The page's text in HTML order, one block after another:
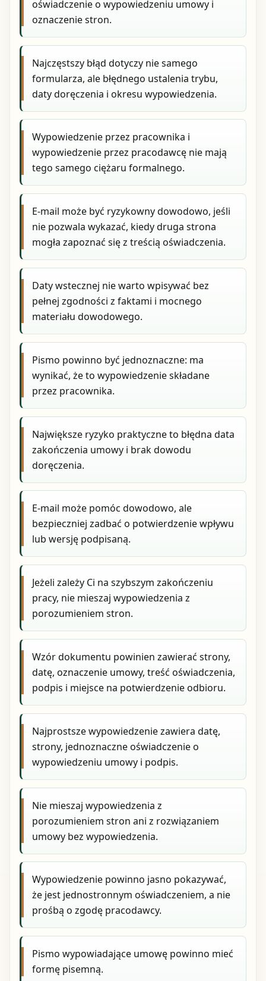
oświadczenie o wypowiedzeniu umowy i
oznaczenie stron.
Najczęstszy błąd dotyczy nie samego
formularza, ale błędnego ustalenia trybu,
daty doręczenia i okresu wypowiedzenia.
Wypowiedzenie przez pracownika i
wypowiedzenie przez pracodawcę nie mają
tego samego ciężaru formalnego.
E-mail może być ryzykowny dowodowo, jeśli
nie pozwala wykazać, kiedy druga strona
mogła zapoznać się z treścią oświadczenia.
Daty wstecznej nie warto wpisywać bez
pełnej zgodności z faktami i mocnego
materiału dowodowego.
Pismo powinno być jednoznaczne: ma
wynikać, że to wypowiedzenie składane
przez pracownika.
Największe ryzyko praktyczne to błędna data
zakończenia umowy i brak dowodu
doręczenia.
E-mail może pomóc dowodowo, ale
bezpieczniej zadbać o potwierdzenie wpływu
lub wersję podpisaną.
Jeżeli zależy Ci na szybszym zakończeniu
pracy, nie mieszaj wypowiedzenia z
porozumieniem stron.
Wzór dokumentu powinien zawierać strony,
datę, oznaczenie umowy, treść oświadczenia,
podpis i miejsce na potwierdzenie odbioru.
Najprostsze wypowiedzenie zawiera datę,
strony, jednoznaczne oświadczenie o
wypowiedzeniu umowy i podpis.
Nie mieszaj wypowiedzenia z
porozumieniem stron ani z rozwiązaniem
umowy bez wypowiedzenia.
Wypowiedzenie powinno jasno pokazywać,
że jest jednostronnym oświadczeniem, a nie
prośbą o zgodę pracodawcy.
Pismo wypowiadające umowę powinno mieć
formę pisemną.